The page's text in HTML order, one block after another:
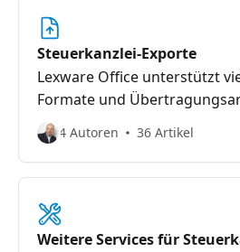
Steuerkanzlei-Exporte
Lexware Office unterstützt
Formate und
4 Autoren 36 Artikel
Weitere Services für